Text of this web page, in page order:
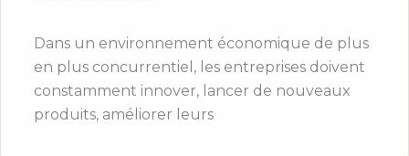
Dans un environnement économique de plus
en plus concurrentiel, les entreprises doivent
constamment innover, lancer de nouveaux
produits, améliorer leurs